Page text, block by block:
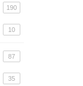
190
10
87
35